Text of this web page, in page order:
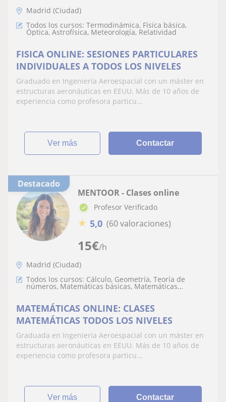
Madrid (Ciudad)
Todos los cursos: Termodinámica, Física básica,
Óptica, Astrofísica, Meteorología, Relatividad
FISICA ONLINE: SESIONES PARTICULARES
INDIVIDUALES A TODOS LOS NIVELES
Graduado en Ingeniería Aeroespacial con un máster en
estructuras aeronáuticas en EEUU. Más de 10 años de
experiencia como profesora particu...
ver más Contactar
Destacado
15€/h
MENTOOR - Clases online
Profesor Verificado
★ 5,0 (60 valoraciones)
Madrid (Ciudad)
Todos los cursos: Cálculo, Geometría, Teoría de
números, Matemáticas básicas, Matemáticas
MATEMÁTICAS ONLINE: CLASES
MATEMÁTICAS TODOS LOS NIVELES
Graduada en Ingeniería Aeroespacial con un máster en
estructuras aeronáuticas en EEUU. Más de 10 años de
experiencia como profesora particu...
ver más Contactar